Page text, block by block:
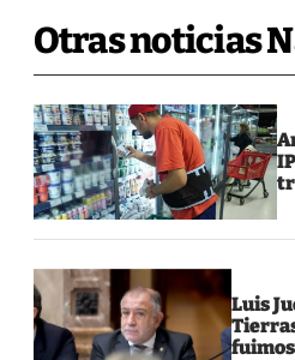
Otras noticias
Luis